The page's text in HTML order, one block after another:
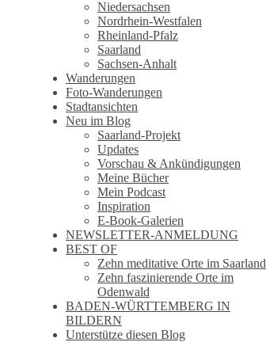
Niedersachsen
Nordrhein-Westfalen
Rheinland-Pfalz
Saarland
Sachsen-Anhalt
Wanderungen
Foto-Wanderungen
Stadtansichten
Neu im Blog
Saarland-Projekt
Updates
Vorschau & Ankündigungen
Meine Bücher
Mein Podcast
Inspiration
E-Book-Galerien
NEWSLETTER-ANMELDUNG
BEST OF
Zehn meditative Orte im Saarland
Zehn faszinierende Orte im
Odenwald
BADEN-WÜRTTEMBERG IN
BILDERN
Unterstütze diesen Blog